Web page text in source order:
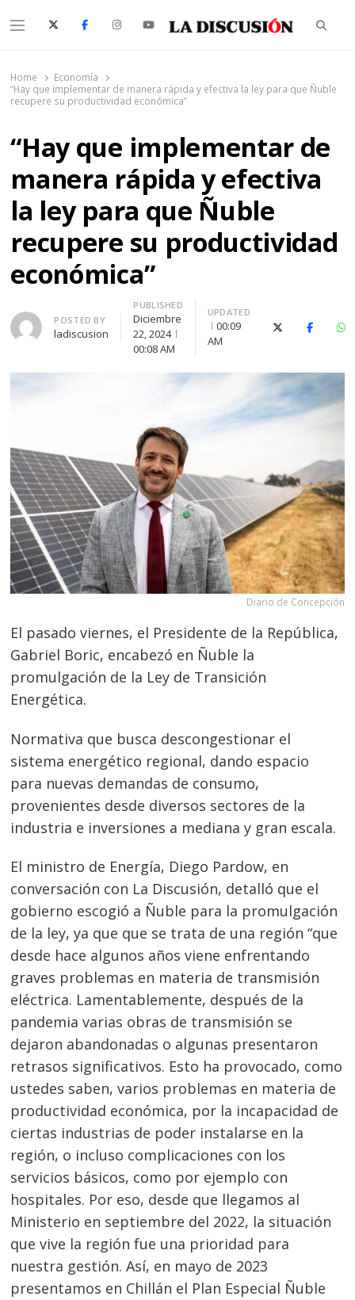
Menu
Home
Economía
“Hay que implementar de manera rápida y efectiva la ley para que Ñuble
recupere su productividad económica”
“Hay que implementar de
manera rápida y efectiva
la ley para que Ñuble
recupere su productividad
económica”
Author
POSTED BY
ladiscusion
PUBLISHED
Diciembre
22, 2024
00:08 AM
UPDATED
00:09
AM
X (Twitter)Facebook
Diario de Concepción
El pasado viernes, el Presidente de la República,
Gabriel Boric, encabezó en Ñuble la
promulgación de la Ley de Transición
Energética.
Normativa que busca descongestionar el
sistema energético regional, dando espacio
para nuevas demandas de consumo,
provenientes desde diversos sectores de la
industria e inversiones a mediana y gran escala.
El ministro de Energía, Diego Pardow, en
conversación con La Discusión, detalló que el
gobierno escogió a Ñuble para la promulgación
de la ley, ya que que se trata de una región “que
desde hace algunos años viene enfrentando
graves problemas en materia de transmisión
eléctrica. Lamentablemente, después de la
pandemia varias obras de transmisión se
dejaron abandonadas o algunas presentaron
retrasos significativos. Esto ha provocado, como
ustedes saben, varios problemas en materia de
productividad económica, por la incapacidad de
ciertas industrias de poder instalarse en la
región, o incluso complicaciones con los
servicios básicos, como por ejemplo con
hospitales. Por eso, desde que llegamos al
Ministerio en septiembre del 2022, la situación
que vive la región fue una prioridad para
nuestra gestión. Así, en mayo de 2023
presentamos en Chillán el Plan Especial Ñuble